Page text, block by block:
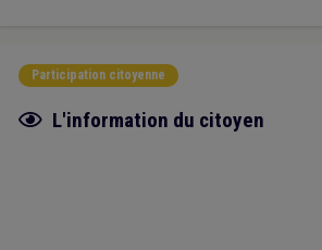
Participation citoyenne
Fiche focus
L'information du citoyen